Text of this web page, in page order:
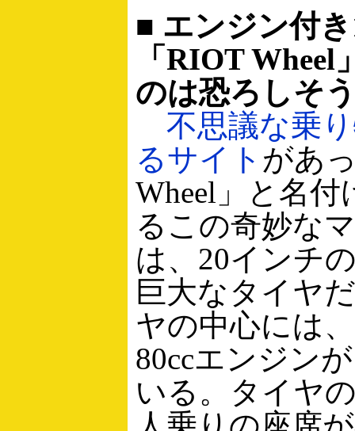
■ エンジン付
「RIOT
のは恐ろしそ
不思議な乗
るサイト があ
Wheel」と名
るこの奇妙な
は、20インチ
巨大なタイヤ
ヤの中心には
80ccエンジン
いる。タイヤ